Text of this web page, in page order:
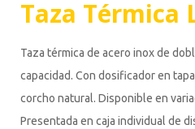
Taza Térmica
Taza térmica de acero inox de
capacidad. Con dosificador en
corcho natural. Disponible en
Presentada en caja individual de